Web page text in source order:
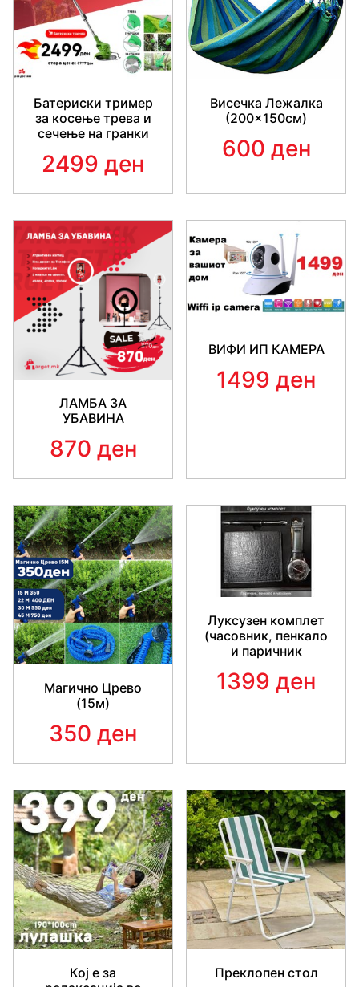
Батериски тример
за косење трева и
сечење на гранки
2499 ден
Висечка Лежалка
(200×150см)
600 ден
ЛАМБА ЗА
УБАВИНА
870 ден
ВИФИ ИП КАМЕРА
1499 ден
Магично Црево
(15м)
350 ден
Луксузен комплет
(часовник, пенкало
и паричник
1399 ден
Кој е за
Преклопен стол